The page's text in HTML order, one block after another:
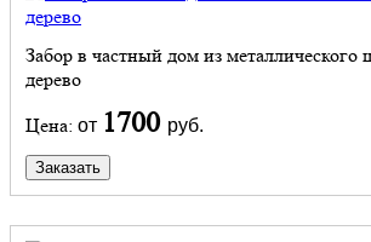
Забор в частный дом из металлического
дерево
Цена: от 1700 руб.
Заказать